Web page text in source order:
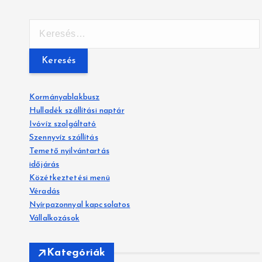
é
s
:
Kormányablakbusz
Hulladék szállítási naptár
Ivóvíz szolgáltató
Szennyvíz szállítás
Temető nyilvántartás
időjárás
Közétkeztetési menü
Véradás
Nyírpazonnyal kapcsolatos
Vállalkozások
Kategóriák